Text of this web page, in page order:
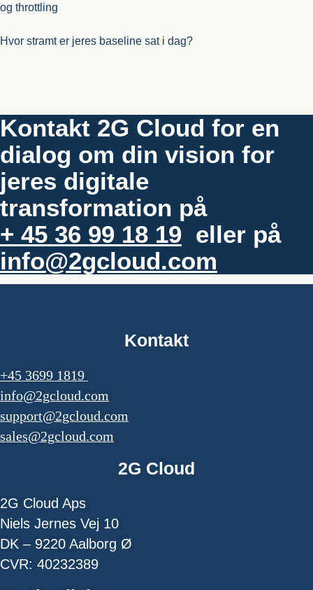
og throttling
Hvor stramt er jeres baseline sat i dag?
Kontakt 2G Cloud for en
dialog om din vision for
jeres digitale
transformation på
+ 45 36 99 18 19 eller på
info@2gcloud.com
Kontakt
+45 3699 1819
info@2gcloud.com
support@2gcloud.com
sales@2gcloud.com
2G Cloud
2G Cloud Aps
Niels Jernes Vej 10
DK – 9220 Aalborg Ø
CVR: 40232389